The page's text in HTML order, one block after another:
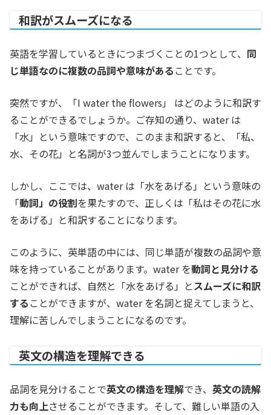
和訳がスムーズになる
英語を学習しているときにつまづくことの1つとして、 同
じ単語なのに複数の品詞や意味がある ことです。
突然ですが、「I water the flowers」 はどのように和訳す
ることができるでしょうか。ご存知の通り、water は
「水」という意味ですので、このまま和訳すると、「私、
水、その花」と名詞が3つ並んでしまうことになります。
しかし、ここでは、water は「水をあげる」という意味の
「動詞」の役割を果たすので、正しくは「私はその花に水
をあげる」と和訳することになります。
このように、英単語の中には、同じ単語が複数の品詞や意
味を持っていることがあります。water を動詞と見分ける
ことができれば、自然と「水をあげる」とスムーズに和訳
する ことができますが、water を名詞と捉えてしまうと、
理解に苦しんでしまうことになるのです。
英文の構造を理解できる
品詞を見分けることで英文の構造を理解でき、 英文の読解
力も向上させることができます。そして、難しい単語の入